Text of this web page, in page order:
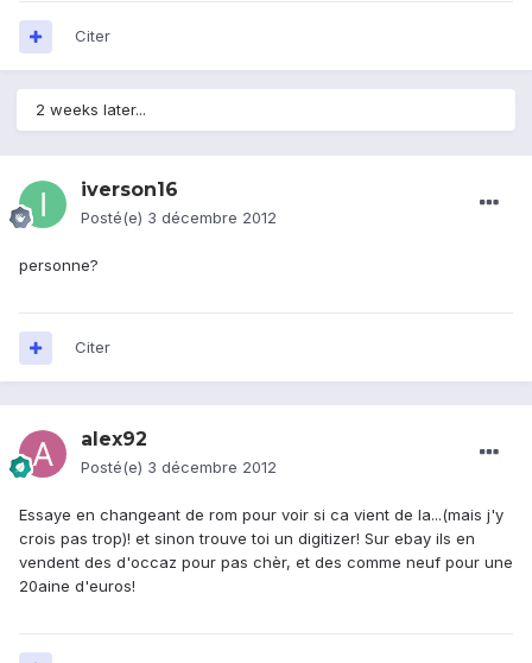
Citer
2 weeks later...
iverson16
Posté(e) 3 décembre 2012
personne?
Citer
alex92
Posté(e) 3 décembre 2012
Essaye en changeant de rom pour voir si ca vient de la...(mais j'y
crois pas trop)! et sinon trouve toi un digitizer! Sur ebay ils en
vendent des d'occaz pour pas chèr, et des comme neuf pour une
20aine d'euros!